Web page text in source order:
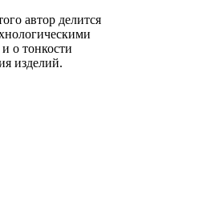
автор делится
о тонкости
изделий.